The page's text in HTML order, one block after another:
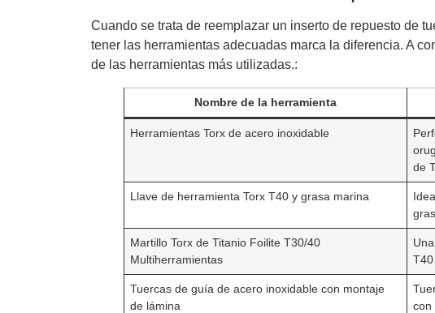
Cuando se trata de reemplazar un inserto de repuesto de
tener las herramientas adecuadas marca la diferencia. A
de las herramientas más utilizadas.:
Nombre de la herramienta
Herramientas Torx de acero inoxidable
de
Llave de herramienta Torx T40 y grasa marina
Martillo Torx de Titanio Foilite T30/40
Multiherramientas
Tuercas de guía de acero inoxidable con montaje
de lámina
con